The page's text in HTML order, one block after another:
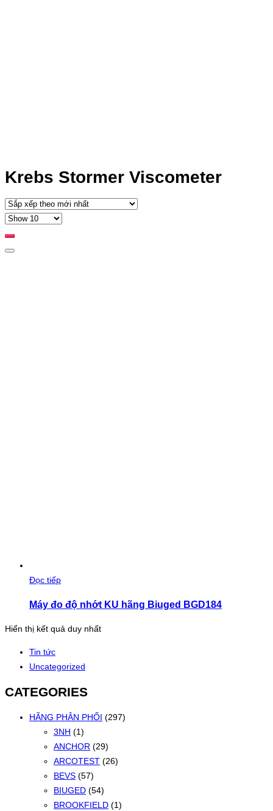
Krebs Stormer Viscometer
Đọc tiếp
Máy đo độ nhớt KU hãng Biuged BGD184
Hiển thị kết quả duy nhất
Tin tức
Uncategorized
CATEGORIES
HÃNG PHÂN PHỐI (297)
3NH (1)
ANCHOR (29)
ARCOTEST (26)
BEVS (57)
BIUGED (54)
BROOKFIELD (1)